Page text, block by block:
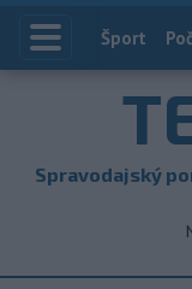
Index
Šport
Spravodajský